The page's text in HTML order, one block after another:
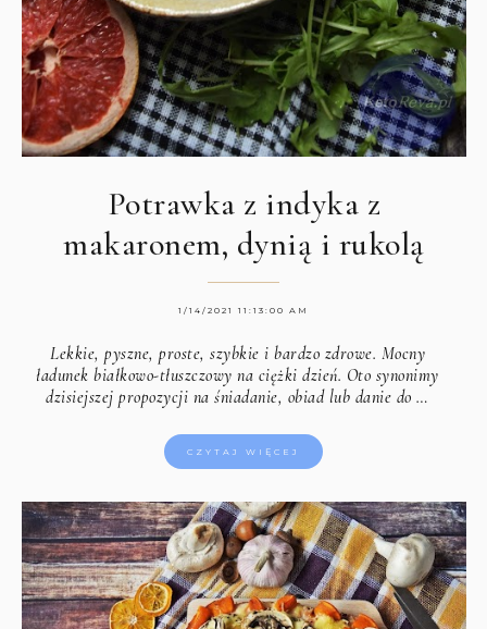
Potrawka z indyka z
makaronem, dynią i rukolą
1/14/2021 11:13:00 AM
Lekkie, pyszne, proste, szybkie i bardzo zdrowe. Mocny
ładunek białkowo-tłuszczowy na ciężki dzień. Oto synonimy
dzisiejszej propozycji na śniadanie, obiad lub danie do …
CZYTAJ WIĘCEJ